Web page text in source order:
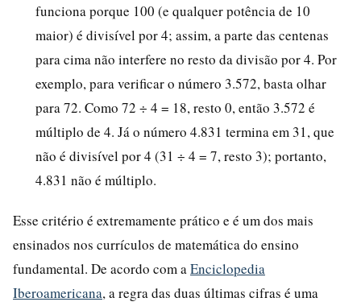
funciona porque 100 (e qualquer potência de 10
maior) é divisível por 4; assim, a parte das centenas
para cima não interfere no resto da divisão por 4. Por
exemplo, para verificar o número 3.572, basta olhar
para 72. Como 72 ÷ 4 = 18, resto 0, então 3.572 é
múltiplo de 4. Já o número 4.831 termina em 31, que
não é divisível por 4 (31 ÷ 4 = 7, resto 3); portanto,
4.831 não é múltiplo.
Esse critério é extremamente prático e é um dos mais
ensinados nos currículos de matemática do ensino
fundamental. De acordo com a Enciclopedia
Iberoamericana, a regra das duas últimas cifras é uma